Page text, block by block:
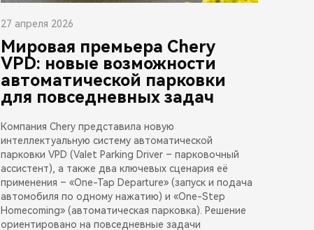
27 апреля 2026
Мировая премьера Chery
VPD: новые возможности
автоматической парковки
для повседневных задач
Компания Chery представила новую
интеллектуальную систему автоматической
парковки VPD (Valet Parking Driver – парковочный
ассистент), а также два ключевых сценария её
применения – «One-Tap Departure» (запуск и подача
автомобиля по одному нажатию) и «One-Step
Homecoming» (автоматическая парковка). Решение
ориентировано на повседневные задачи